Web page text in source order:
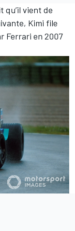
qu’il vient de
Kimi file
Ferrari en 2007